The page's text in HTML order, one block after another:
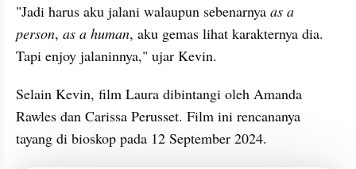
"Jadi harus aku jalani walaupun sebenarnya as a
person, as a human, aku gemas lihat karakternya dia.
Tapi enjoy jalaninnya," ujar Kevin.
Selain Kevin, film Laura dibintangi oleh Amanda
Rawles dan Carissa Perusset. Film ini rencananya
tayang di bioskop pada 12 September 2024.